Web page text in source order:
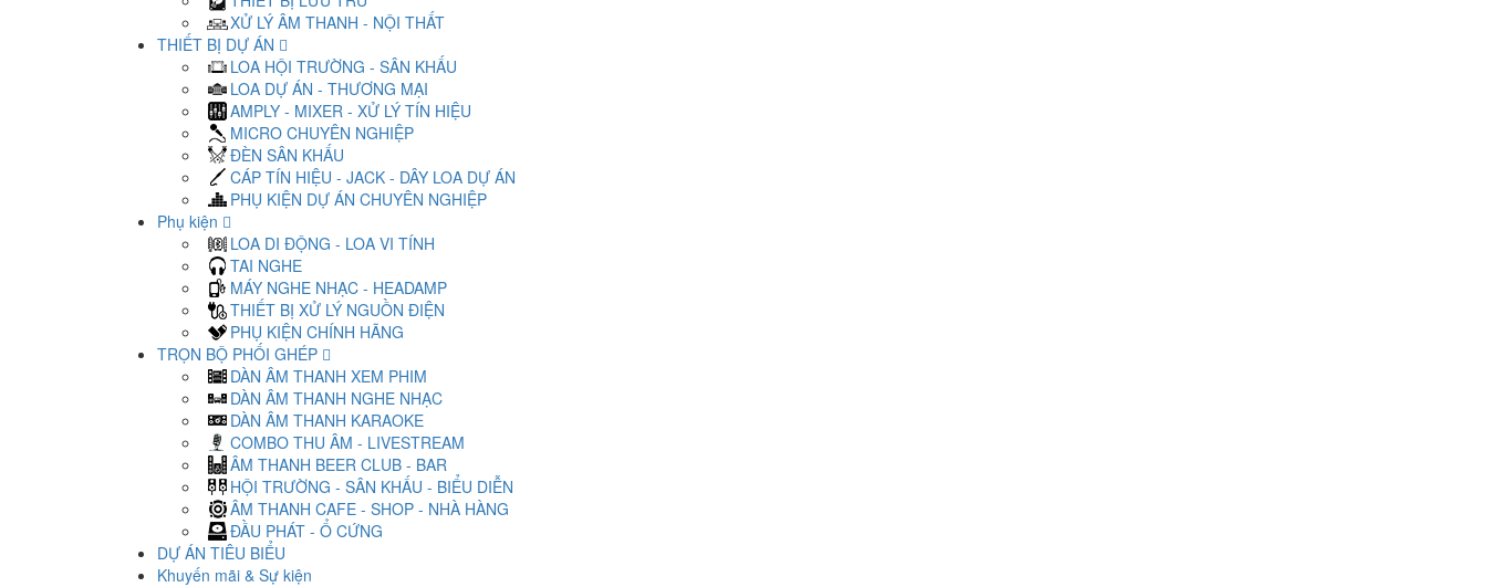
XỬ LÝ ÂM THANH - NỘI THẤT
THIẾT BỊ DỰ ÁN
LOA HỘI TRƯỜNG - SÂN KHẤU
LOA DỰ ÁN - THƯƠNG MẠI
AMPLY - MIXER - XỬ LÝ TÍN HIỆU
MICRO CHUYÊN NGHIỆP
ĐÈN SÂN KHẤU
CÁP TÍN HIỆU - JACK - DÂY LOA DỰ ÁN
PHỤ KIỆN DỰ ÁN CHUYÊN NGHIỆP
Phụ kiện
LOA DI ĐỘNG - LOA VI TÍNH
TAI NGHE
MÁY NGHE NHẠC - HEADAMP
THIẾT BỊ XỬ LÝ NGUỒN ĐIỆN
PHỤ KIỆN CHÍNH HÃNG
TRỌN BỘ PHỐI GHÉP
DÀN ÂM THANH XEM PHIM
DÀN ÂM THANH NGHE NHẠC
DÀN ÂM THANH KARAOKE
COMBO THU ÂM - LIVESTREAM
ÂM THANH BEER CLUB - BAR
HỘI TRƯỜNG - SÂN KHẤU - BIỂU DIỄN
ÂM THANH CAFE - SHOP - NHÀ HÀNG
ĐẦU PHÁT - Ổ CỨNG
DỰ ÁN TIÊU BIỂU
Khuyến mãi & Sự kiện